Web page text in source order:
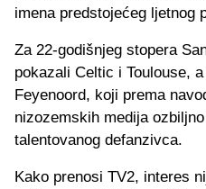
imena predstojećeg ljetnog
Za 22-godišnjeg stopera
pokazali Celtic i Toulouse,
Feyenoord, koji prema
nizozemskih medija
talentovanog defanzivca.
Kako prenosi TV2, interes